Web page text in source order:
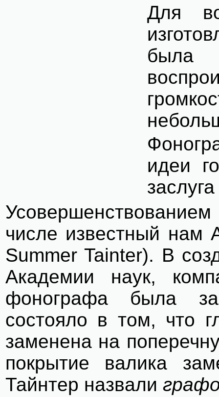
Для
была
идеи
числе известный нам
Summer Tainter). В
Академии наук,
фонографа была
состояло в том, что
заменена на
покрытие валика
Тайнтер назвали